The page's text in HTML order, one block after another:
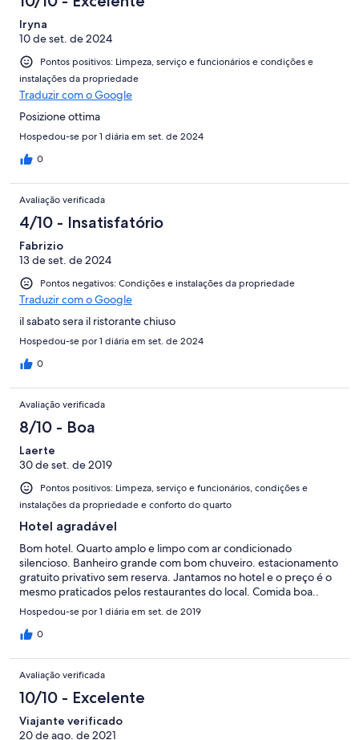
Iryna
10 de set. de 2024
Pontos positivos: Limpeza, serviço e funcionários e condições e
instalações da propriedade
Traduzir com o Google
Posizione ottima
Hospedou-se por 1 diária em set. de 2024
0
Avaliação verificada
4/10 - Insatisfatório
Fabrizio
13 de set. de 2024
Pontos negativos: Condições e instalações da propriedade
Traduzir com o Google
il sabato sera il ristorante chiuso
Hospedou-se por 1 diária em set. de 2024
0
Avaliação verificada
8/10 - Boa
Laerte
30 de set. de 2019
Pontos positivos: Limpeza, serviço e funcionários, condições e
instalações da propriedade e conforto do quarto
Hotel agradável
Bom hotel. Quarto amplo e limpo com ar condicionado
silencioso. Banheiro grande com bom chuveiro. estacionamento
gratuito privativo sem reserva. Jantamos no hotel e o preço é o
mesmo praticados pelos restaurantes do local. Comida boa..
Hospedou-se por 1 diária em set. de 2019
0
Avaliação verificada
10/10 - Excelente
Viajante verificado
20 de ago. de 2021